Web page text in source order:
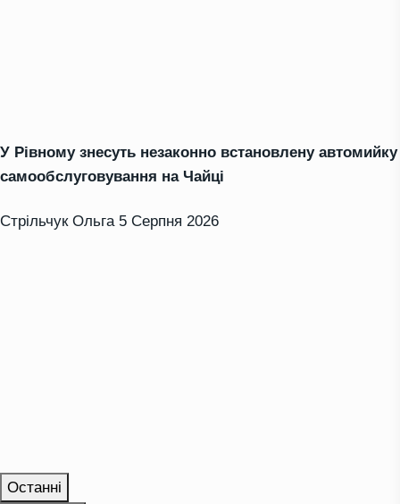
У Рівному знесуть незаконно встановлену автомийку
самообслуговування на Чайці
Стрільчук Ольга 5 Серпня 2026
Останні